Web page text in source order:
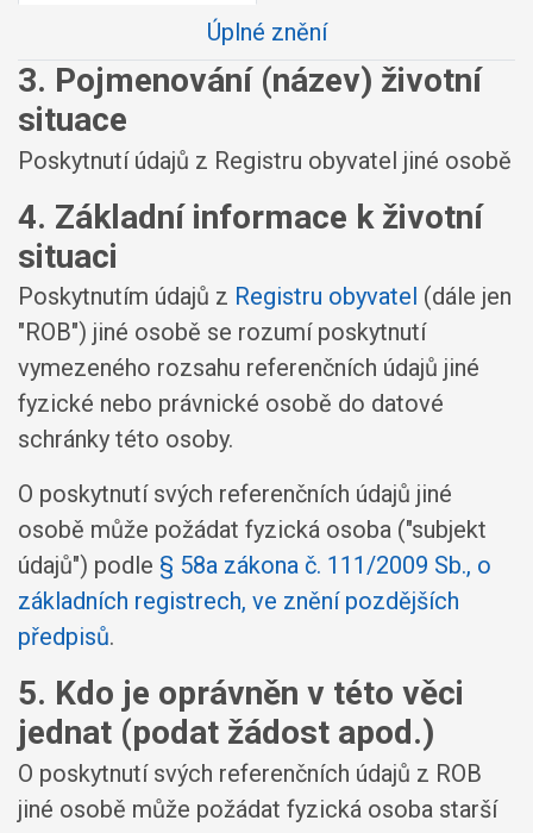
Úplné znění
3. Pojmenování (název) životní
situace
Poskytnutí údajů z Registru obyvatel jiné osobě
4. Základní informace k životní
situaci
Poskytnutím údajů z Registru obyvatel (dále jen
"ROB") jiné osobě se rozumí poskytnutí
vymezeného rozsahu referenčních údajů jiné
fyzické nebo právnické osobě do datové
schránky této osoby.
O poskytnutí svých referenčních údajů jiné
osobě může požádat fyzická osoba ("subjekt
údajů") podle § 58a zákona č. 111/2009 Sb., o
základních registrech, ve znění pozdějších
předpisů.
5. Kdo je oprávněn v této věci
jednat (podat žádost apod.)
O poskytnutí svých referenčních údajů z ROB
jiné osobě může požádat fyzická osoba starší